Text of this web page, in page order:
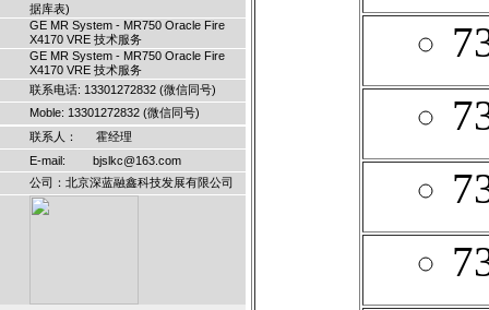
据库表)
GE MR System - MR750 Oracle Fire
X4170 VRE 技术服务
GE MR System - MR750 Oracle Fire
X4170 VRE 技术服务
联系电话: 13301272832 (微信同号)
Moble: 13301272832 (微信同号)
联系人： 霍经理
E-mail: bjslkc@163.com
公司：北京深蓝融鑫科技发展有限公司